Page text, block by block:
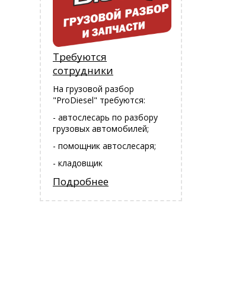
Требуются
сотрудники
На грузовой разбор
"ProDiesel" требуются:
- автослесарь по разбору
грузовых автомобилей;
- помощник автослесаря;
- кладовщик
Подробнее